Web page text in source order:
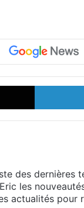
X
des dernières
les
actualités